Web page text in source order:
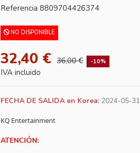
Referencia 8809704426374
NO DISPONIBLE
32,40 € 36,00 € -10%
IVA incluido
FECHA DE SALIDA en Korea: 2024-05-31
KQ Entertainment
ATENCIÓN: